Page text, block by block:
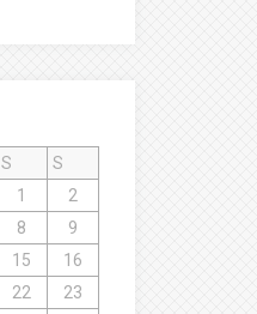
S
S
1
2
8
9
15
16
22
23